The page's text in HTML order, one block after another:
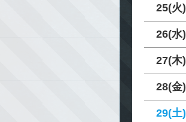
25(火)
26(水)
27(木)
28(金)
29(土)